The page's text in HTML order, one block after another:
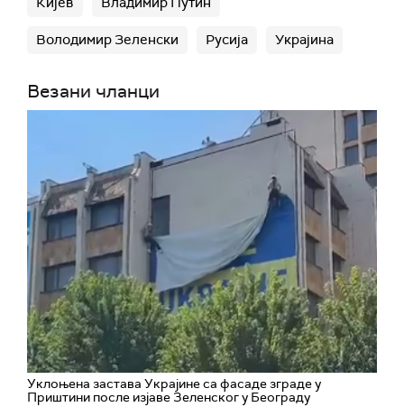
Володимир Зеленски Русија Украјина
Везани чланци
Уклоњена застава Украјине са фасаде зграде у
Приштини после изјаве Зеленског у Београду